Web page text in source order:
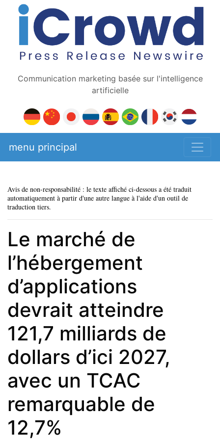
Communication marketing basée sur l'intelligence
artificielle
menu principal
Avis de non-responsabilité : le texte affiché ci-dessous a été traduit
automatiquement à partir d'une autre langue à l'aide d'un outil de
traduction tiers.
Le marché de
l’hébergement
d’applications
devrait atteindre
121,7 milliards de
dollars d’ici 2027,
avec un TCAC
remarquable de
12,7%